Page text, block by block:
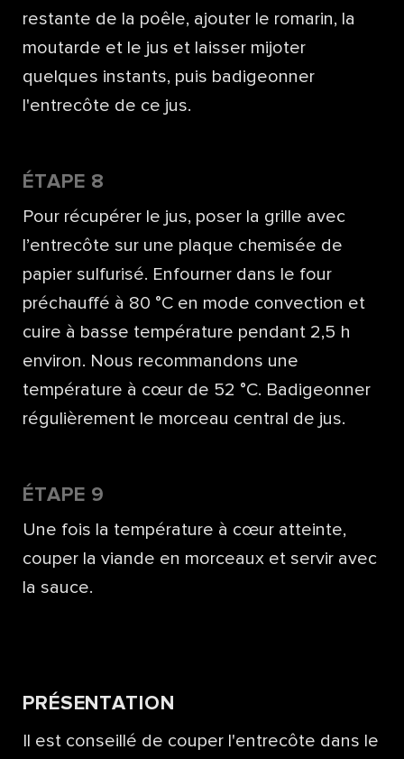
restante de la poêle, ajouter le romarin, la
moutarde et le jus et laisser mijoter
quelques instants, puis badigeonner
l'entrecôte de ce jus.
ÉTAPE 8
Pour récupérer le jus, poser la grille avec
l’entrecôte sur une plaque chemisée de
papier sulfurisé. Enfourner dans le four
préchauffé à 80 °C en mode convection et
cuire à basse température pendant 2,5 h
environ. Nous recommandons une
température à cœur de 52 °C. Badigeonner
régulièrement le morceau central de jus.
ÉTAPE 9
Une fois la température à cœur atteinte,
couper la viande en morceaux et servir avec
la sauce.
PRÉSENTATION
Il est conseillé de couper l'entrecôte dans le